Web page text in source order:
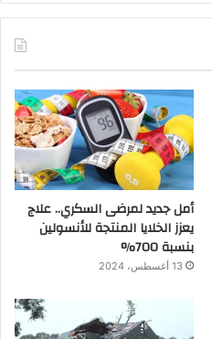
أمل جديد لمرضى السكري.. علاج
يعزز الخلايا المنتجة للأنسولين
بنسبة 700%
13 أغسطس، 2024